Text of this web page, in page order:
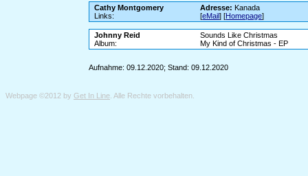
Cathy Montgomery Adresse: Kanada
Links:
[eMail] [Homepage]
Johnny Reid
Sounds Like Christmas
Album:
My Kind of Christmas - EP
Aufnahme: 09.12.2020; Stand: 09.12.2020
Webpage ©2012 by Get In Line . Alle Rechte vorbehalten.